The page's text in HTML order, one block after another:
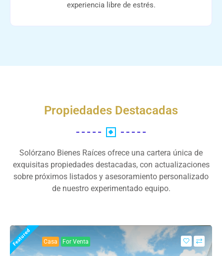
experiencia libre de estrés.
Propiedades Destacadas
Solórzano Bienes Raíces ofrece una cartera única de
exquisitas propiedades destacadas, con actualizaciones
sobre próximos listados y asesoramiento personalizado
de nuestro experimentado equipo.
Featured Casa For Venta